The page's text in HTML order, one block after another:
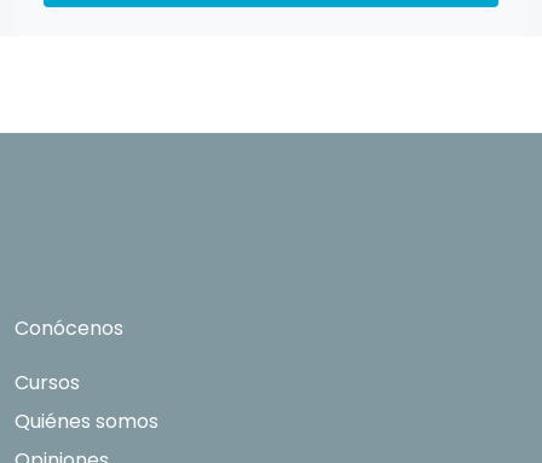
rectificación, supresión, oposición, limitación tal y como se explica en la
Conócenos
Cursos
Quiénes somos